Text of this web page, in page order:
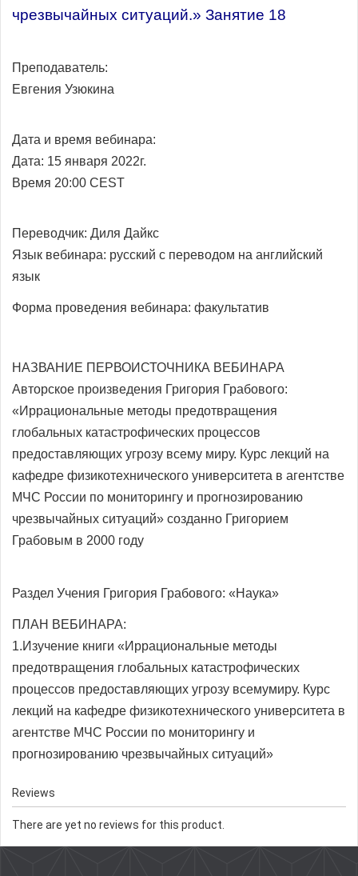
чрезвычайных ситуаций.» Занятие 18
Преподаватель:
Евгения Узюкина
Дата и время вебинара:
Дата: 15 января 2022г.
Время 20:00 CEST
Переводчик: Диля Дайкс
Язык вебинара: русский с переводом на английский
язык
Форма проведения вебинара: факультатив
НАЗВАНИЕ ПЕРВОИСТОЧНИКА ВЕБИНАРА
Авторское произведения Григория Грабового:
«Иррациональные методы предотвращения
глобальных катастрофических процессов
предоставляющих угрозу всему миру. Курс лекций на
кафедре физикотехнического университета в агентстве
МЧС России по мониторингу и прогнозированию
чрезвычайных ситуаций» созданно Григорием
Грабовым в 2000 году
Раздел Учения Григория Грабового: «Наука»
ПЛАН ВЕБИНАРА:
1.Изучение книги «Иррациональные методы
предотвращения глобальных катастрофических
процессов предоставляющих угрозу всемумиру. Курс
лекций на кафедре физикотехнического университета в
агентстве МЧС России по мониторингу и
прогнозированию чрезвычайных ситуаций»
Reviews
There are yet no reviews for this product.